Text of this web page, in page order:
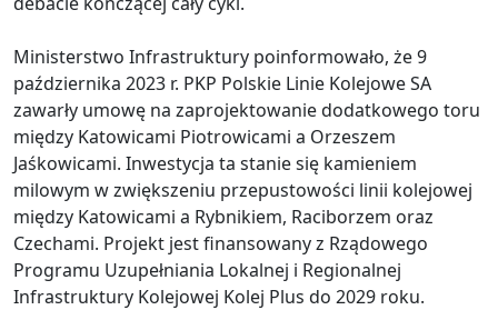
Ministerstwo Infrastruktury poinformowało, że 9
października 2023 r. PKP Polskie Linie Kolejowe SA
zawarły umowę na zaprojektowanie dodatkowego toru
między Katowicami Piotrowicami a Orzeszem
Jaśkowicami. Inwestycja ta stanie się kamieniem
milowym w zwiększeniu przepustowości linii kolejowej
między Katowicami a Rybnikiem, Raciborzem oraz
Czechami. Projekt jest finansowany z Rządowego
Programu Uzupełniania Lokalnej i Regionalnej
Infrastruktury Kolejowej Kolej Plus do 2029 roku.